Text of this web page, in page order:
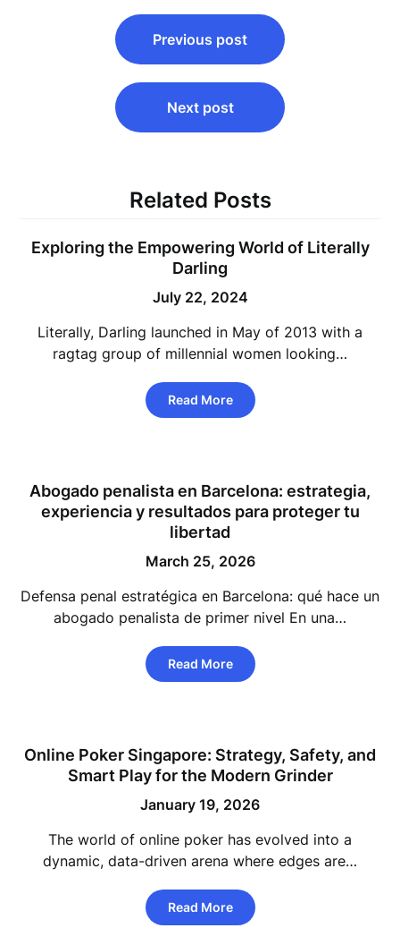
navigation
Previous post
Next post
Related Posts
Exploring the Empowering World of Literally
Darling
July 22, 2024
Literally, Darling launched in May of 2013 with a
ragtag group of millennial women looking…
Read More
Abogado penalista en Barcelona: estrategia,
experiencia y resultados para proteger tu
libertad
March 25, 2026
Defensa penal estratégica en Barcelona: qué hace un
abogado penalista de primer nivel En una…
Read More
Online Poker Singapore: Strategy, Safety, and
Smart Play for the Modern Grinder
January 19, 2026
The world of online poker has evolved into a
dynamic, data-driven arena where edges are…
Read More